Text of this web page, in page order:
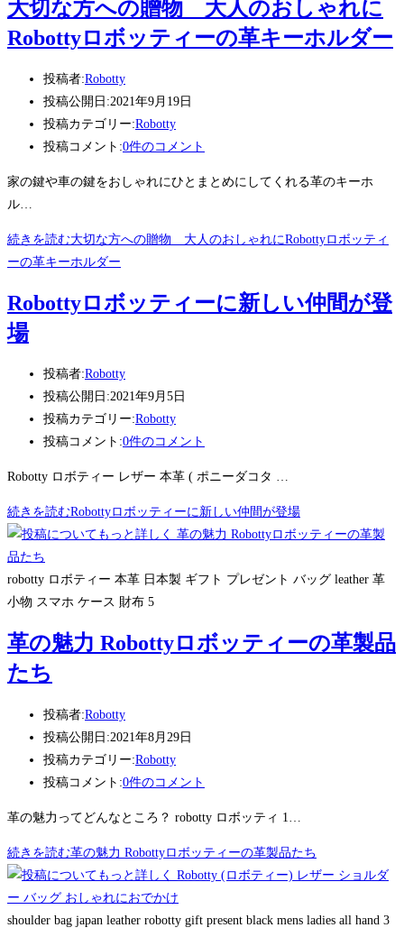
大切な方への贈物 大人のおしゃれに
Robottyロボッティーの革キーホルダー
投稿者:Robotty
投稿公開日:2021年9月19日
投稿カテゴリー:Robotty
投稿コメント:0件のコメント
家の鍵や車の鍵をおしゃれにひとまとめにしてくれる革のキーホ
ル…
続きを読む大切な方への贈物 大人のおしゃれにRobottyロボッティ
ーの革キーホルダー
Robottyロボッティーに新しい仲間が登
場
投稿者:Robotty
投稿公開日:2021年9月5日
投稿カテゴリー:Robotty
投稿コメント:0件のコメント
Robotty ロボティー レザー 本革 ( ポニーダコタ …
続きを読むRobottyロボッティーに新しい仲間が登場
robotty ロボティー 本革 日本製 ギフト プレゼント バッグ leather 革
小物 スマホ ケース 財布 5
革の魅力 Robottyロボッティーの革製品
たち
投稿者:Robotty
投稿公開日:2021年8月29日
投稿カテゴリー:Robotty
投稿コメント:0件のコメント
革の魅力ってどんなところ？ robotty ロボッティ 1…
続きを読む革の魅力 Robottyロボッティーの革製品たち
shoulder bag japan leather robotty gift present black mens ladies all hand 3